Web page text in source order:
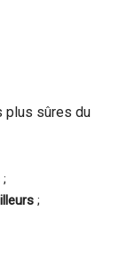
plus sûres du
;
;